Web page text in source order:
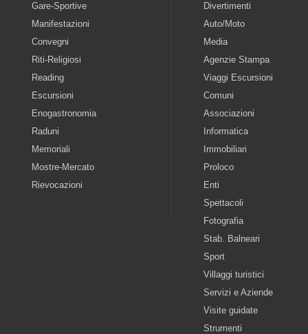
Gare-Sportive
Manifestazioni
Convegni
Riti-Religiosi
Reading
Escursioni
Enogastronomia
Raduni
Memoriali
Mostre-Mercato
Rievocazioni
Divertimenti
Auto/Moto
Media
Agenzie Stampa
Viaggi Escursioni
Comuni
Associazioni
Informatica
Immobiliari
Proloco
Enti
Spettacoli
Fotografia
Stab. Balneari
Sport
Villaggi turistici
Servizi e Aziende
Visite guidate
Strumenti